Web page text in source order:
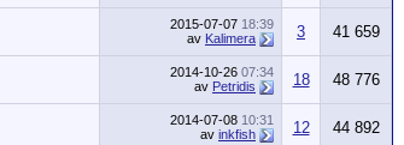
2015-07-07 18:39
av Kalimera 3 41 659
2014-10-26 07:34
av Petridis 18 48 776
2014-07-08 10:31
av inkfish 12 44 892